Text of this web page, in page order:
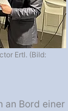
Ertl. (Bild:
an Bord einer